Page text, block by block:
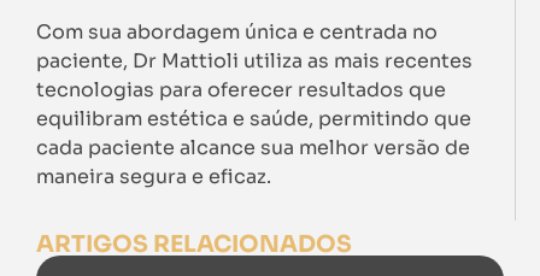
Com sua abordagem única e centrada no
paciente, Dr Mattioli utiliza as mais recentes
tecnologias para oferecer resultados que
equilibram estética e saúde, permitindo que
cada paciente alcance sua melhor versão de
maneira segura e eficaz.
ARTIGOS RELACIONADOS